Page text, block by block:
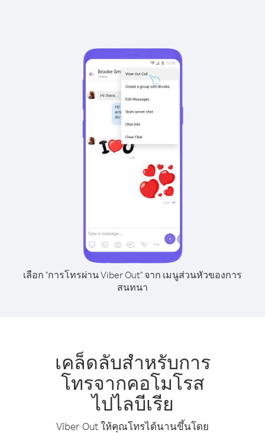
เลือก "การโทรผ่าน Viber Out" จาก เมนูส่วนหัวของการ
สนทนา
เคล็ดลับสำหรับการ
โทรจากคอโมโรส
ไปไลบีเรีย
Viber Out ให้คุณโทรได้นานขึ้นโดย